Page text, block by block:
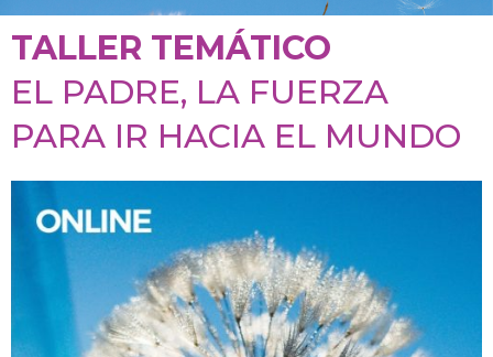
TALLER TEMÁTICO
EL PADRE, LA FUERZA
PARA IR HACIA EL MUNDO